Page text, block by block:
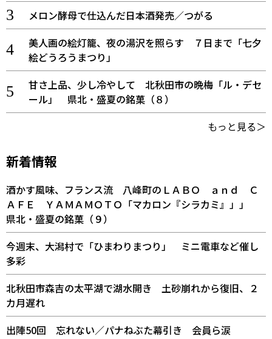
メロン酵母で仕込んだ日本酒発売／つがる
美人画の絵灯籠、夜の湯沢を照らす ７日まで「七夕
絵どうろうまつり」
甘さ上品、少し冷やして 北秋田市の晩梅「ル・デセ
ール」 県北・盛夏の銘菓（８）
もっと見る＞
新着情報
酒かす風味、フランス流 八峰町のＬＡＢＯ ａｎｄ Ｃ
ＡＦＥ ＹＡＭＡＭＯＴＯ「マカロン『シラカミ』」」
県北・盛夏の銘菓（９）
今週末、大潟村で「ひまわりまつり」 ミニ電車など催し
多彩
北秋田市森吉の太平湖で湖水開き 土砂崩れから復旧、２
カ月遅れ
出陣50回 忘れない／パナねぶた幕引き 会員ら涙